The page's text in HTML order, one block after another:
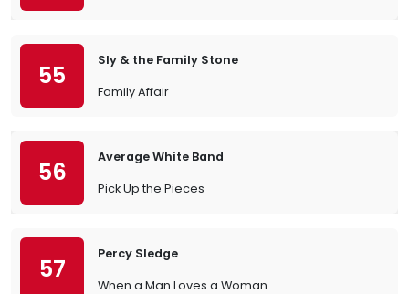
55
Sly & the Family Stone
Family Affair
56
Average White Band
Pick Up the Pieces
57
Percy Sledge
When a Man Loves a Woman